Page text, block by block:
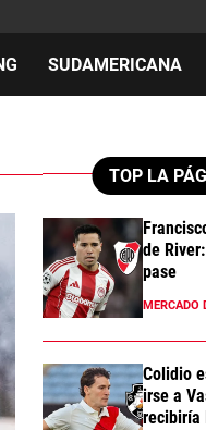
SUDAMERICANA
día
TOP LA
de
pase
Colidio
irse a
recibiría